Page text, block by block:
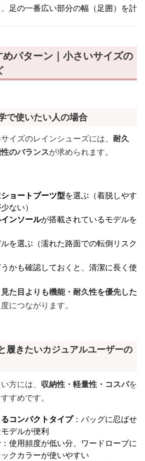
足の一番広い部分の幅（足囲）を計
パターン｜小さいサイズの
で使いたい人の場合
イズのレインシューズには、 耐久
のバランスが求められます。
ョートブーツ型を選ぶ（着脱しやす
ない）
ンソールが搭載されているモデルを
を選ぶ（濡れた路面での転倒リスク
かも確認しておくと、清潔に長く使
見た目よりも機能・耐久性を優先した
につながります。
履きたいカジュアルユーザーの
方には、 収納性・軽量性・コスパを
すめです。
コンパクトタイプ：バッグに忍ばせ
デルが便利
：使用頻度が低い分、ワードローブに
クカラーが使いやすい